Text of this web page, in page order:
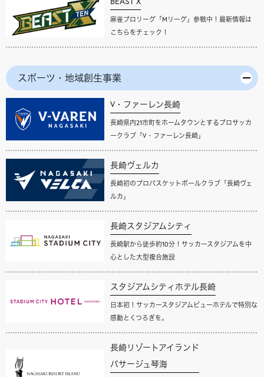
麻雀プロリーグ「Mリーグ」参戦中！最新情報は
こちらをチェック！
スポーツ・地域創生事業
V・ファーレン長崎
長崎県内21市町をホームタウンとするプロサッカ
ークラブ「V・ファーレン長崎」
長崎ヴェルカ
長崎初のプロバスケットボールクラブ「長崎ヴェ
ルカ」
長崎スタジアムシティ
長崎駅から徒歩約10分！サッカースタジアムを中
心とした大型複合施設
スタジアムシティホテル長崎
日本初！サッカースタジアムビューホテルで特別な
感動とくつろぎを。
長崎リゾートアイランド
パサージュ琴海